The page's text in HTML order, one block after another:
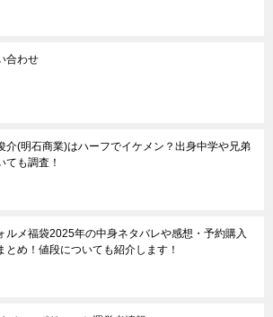
合わせ
介(明石商業)はハーフでイケメン？出身中学や兄弟
ても調査！
ルメ福袋2025年の中身ネタバレや感想・予約購入
とめ！値段についても紹介します！